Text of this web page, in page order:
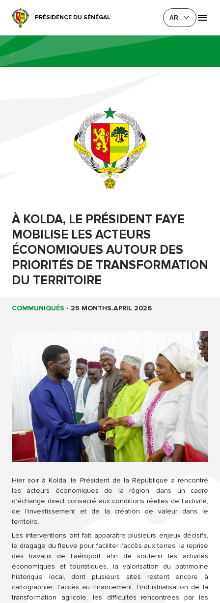
PRÉSIDENCE DU SÉNÉGAL AR
/
À KOLDA, LE PRÉSIDENT FAYE
MOBILISE LES ACTEURS
ÉCONOMIQUES AUTOUR DES
PRIORITÉS DE TRANSFORMATION
DU TERRITOIRE
COMMUNIQUÉS - 25 MONTHS.APRIL 2026
Hier soir à Kolda, le Président de la République a rencontré
les acteurs économiques de la région, dans un cadre
d’échange direct consacré aux conditions réelles de l’activité,
de l’investissement et de la création de valeur dans le
territoire.
Les interventions ont fait apparaître plusieurs enjeux décisifs,
le dragage du fleuve pour faciliter l’accès aux terres, la reprise
des travaux de l’aéroport afin de soutenir les activités
économiques et touristiques, la valorisation du patrimoine
historique local, dont plusieurs sites restent encore à
cartographier, l’accès au financement, l’industrialisation de la
transformation agricole, les difficultés rencontrées par les